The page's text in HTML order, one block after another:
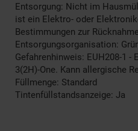
Entsorgung: Nicht im
ist ein Elektro- oder
Bestimmungen zur
Entsorgungsorganisation:
Gefahrenhinweis: EUH208-1 -
3(2H)-One. Kann allergische
Füllmenge: Standard
Tintenfüllstandsanzeige: Ja